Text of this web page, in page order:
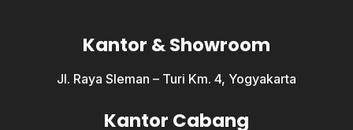
Kantor & Showroom
Jl. Raya Sleman – Turi Km. 4, Yogyakarta
Kantor Cabang